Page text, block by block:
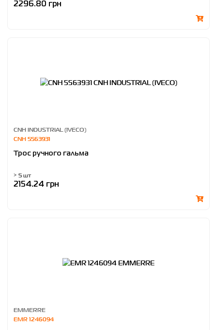
2296.80 грн
CNH INDUSTRIAL (IVECO)
CNH 5563931
Трос ручного гальма
> 5 шт
2154.24 грн
EMMERRE
EMR 1246094